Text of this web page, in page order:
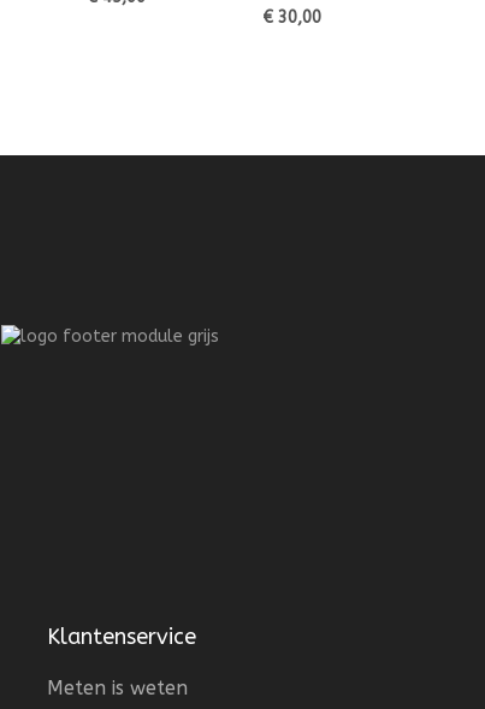
€ 30,00
Klantenservice
Meten is weten